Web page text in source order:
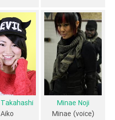
Minae Noji
Minae (voice)
Aiko